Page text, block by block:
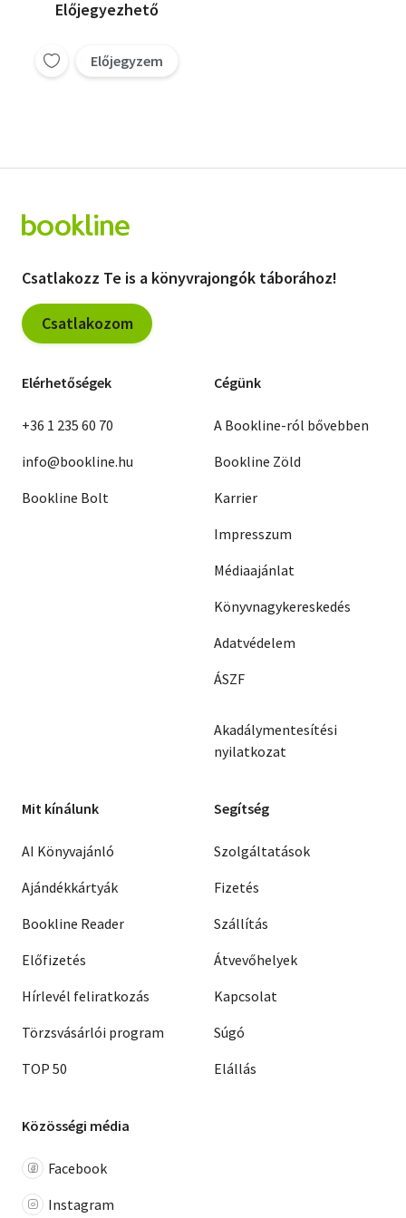
Előjegyezhető
Előjegyzem
Csatlakozz Te is a könyvrajongók táborához!
Csatlakozom
Elérhetőségek
+36 1 235 60 70
info@bookline.hu
Bookline Bolt
Cégünk
A Bookline-ról bővebben
Bookline Zöld
Karrier
Impresszum
Médiaajánlat
Könyvnagykereskedés
Adatvédelem
ÁSZF
Akadálymentesítési
nyilatkozat
Mit kínálunk
AI Könyvajánló
Ajándékkártyák
Bookline Reader
Előfizetés
Hírlevél feliratkozás
Törzsvásárlói program
TOP 50
Segítség
Szolgáltatások
Fizetés
Szállítás
Átvevőhelyek
Kapcsolat
Súgó
Elállás
Közösségi média
Facebook
Instagram